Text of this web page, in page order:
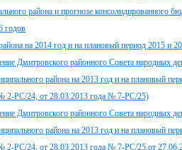
района и прогнозе консолидированного
годов
на 2014 год и на плановый период 2015 и
Дмитровского районного Совета народных
района на 2013 год и на плановый
2-РС/24, от 28.03.2013 года № 7-РС/25)
Дмитровского районного Совета народных
района на 2013 год и на плановый
2-РС/24, от 28.03.2013 года № 7-РС/25,от